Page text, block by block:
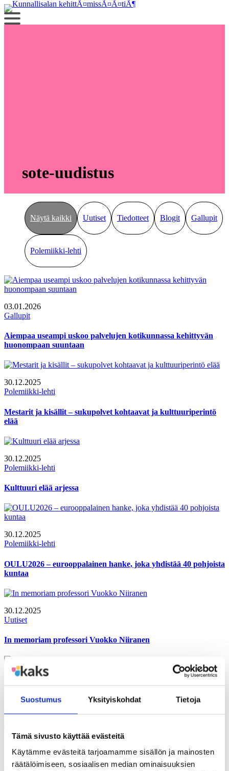
Suostumus Yksityiskohdat Tietoja
Tämä sivusto käyttää evästeitä
Käytämme evästeitä tarjoamamme sisällön ja mainosten
räätälöimiseen, sosiaalisen median ominaisuuksien
Siirry
sisältöön
sote-uudistus
Näytä kaikki Uutiset Tiedotteet Blogit Gallupit
Polemiikki-lehti
03.01.2026
Gallupit
Aiempaa useampi uskoo palvelujen kotikunnassa kehittyvän
huonompaan suuntaan
30.12.2025
Polemiikki-lehti
Mestarit ja kisällit – sukupolvet kohtaavat ja kulttuuriperintö
elää
30.12.2025
Polemiikki-lehti
Kulttuuri elää arjessa
30.12.2025
Polemiikki-lehti
OULU2026 – eurooppalainen hanke, joka yhdistää 40 pohjoista
kuntaa
30.12.2025
Uutiset
In memoriam professori Vuokko Niiranen
15.12.2025
Uutiset
KAKS teki apurahapäätökset vuoden 2025 toisesta hausta
15.11.2025
Uutiset